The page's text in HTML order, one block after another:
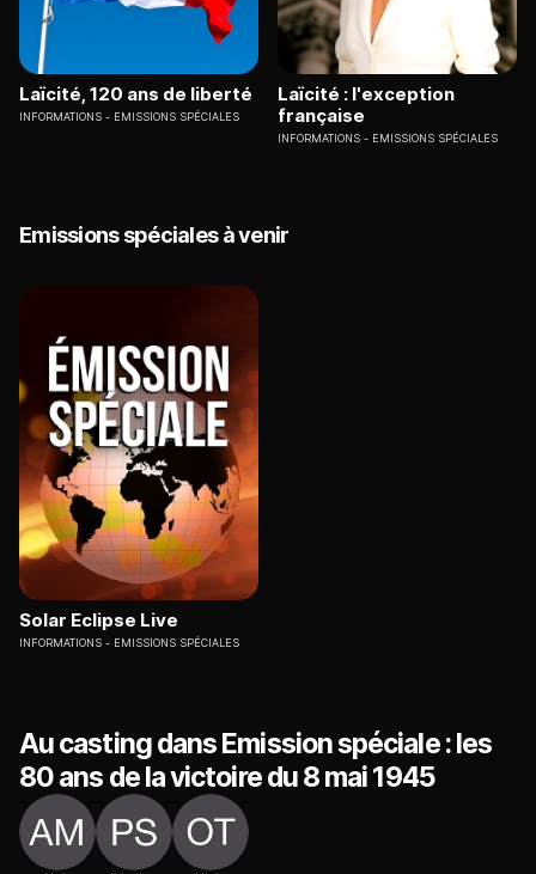
Laïcité, 120 ans de liberté
INFORMATIONS EMISSIONS SPÉCIALES
Laïcité : l'exception
française
INFORMATIONS EMISSIONS SPÉCIALES
Emissions spéciales à venir
Solar Eclipse Live
INFORMATIONS EMISSIONS SPÉCIALES
Au casting dans Emission spéciale : les
80 ans de la victoire du 8 mai 1945